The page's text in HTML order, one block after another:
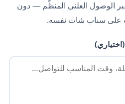
الوصول العلني المنظّم — دون
على سناب شات نفسه.